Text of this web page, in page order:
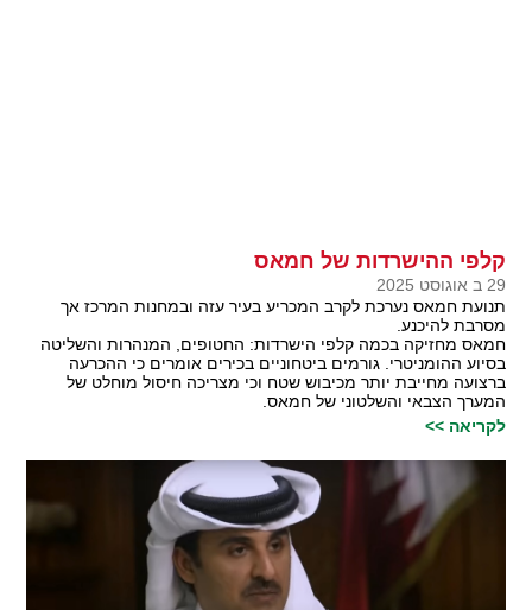
קלפי ההישרדות של חמאס
29 ב אוגוסט 2025
תנועת חמאס נערכת לקרב המכריע בעיר עזה ובמחנות המרכז אך
מסרבת להיכנע.
חמאס מחזיקה בכמה קלפי הישרדות: החטופים, המנהרות והשליטה
בסיוע ההומניטרי. גורמים ביטחוניים בכירים אומרים כי ההכרעה
ברצועה מחייבת יותר מכיבוש שטח וכי מצריכה חיסול מוחלט של
המערך הצבאי והשלטוני של חמאס.
לקריאה >>